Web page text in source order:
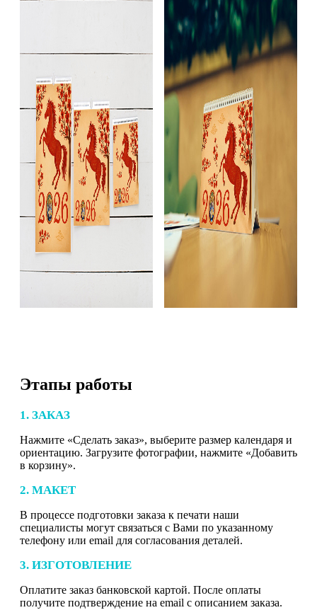
Этапы работы
1. ЗАКАЗ
Нажмите «Сделать заказ», выберите размер календаря и
ориентацию. Загрузите фотографии, нажмите «Добавить
в корзину».
2. МАКЕТ
В процессе подготовки заказа к печати наши
специалисты могут связаться с Вами по указанному
телефону или email для согласования деталей.
3. ИЗГОТОВЛЕНИЕ
Оплатите заказ банковской картой. После оплаты
получите подтверждение на email с описанием заказа.